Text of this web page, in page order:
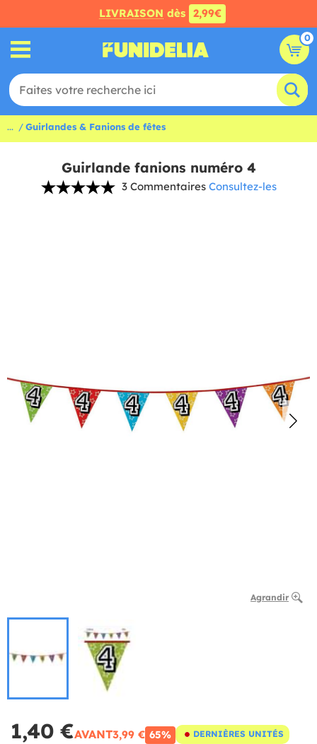
LIVRAISON dès 2,99€
0
... Guirlandes & Fanions de fêtes
Guirlande fanions numéro 4
3 Commentaires Consultez-les
Agrandir
1,40 €AVANT3,99 € 65% DERNIÈRES UNITÉS